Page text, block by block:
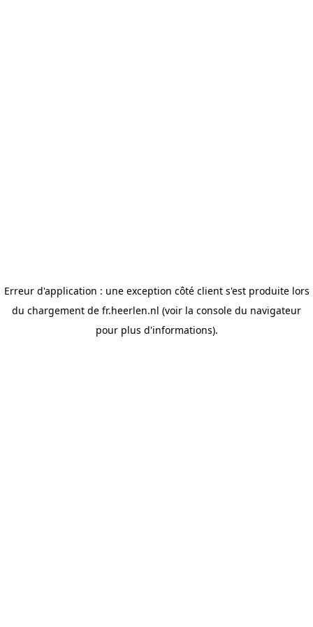
Erreur d'application : une exception côté client s'est produite lors
du chargement de fr.heerlen.nl (voir la console du navigateur
pour plus d'informations).